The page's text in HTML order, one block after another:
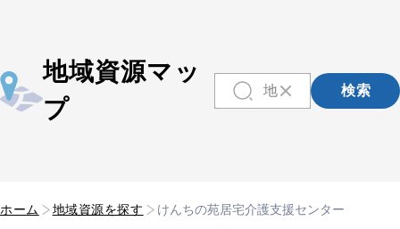
地域資源マッ
プ
検索
ホーム 地域資源を探す けんちの苑居宅介護支援センター